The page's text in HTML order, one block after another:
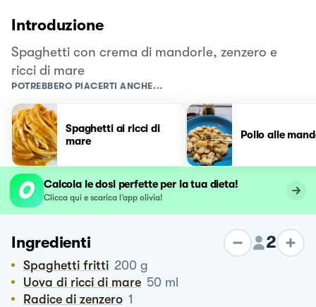
Introduzione
Spaghetti con crema di mandorle, zenzero e
ricci di mare
POTREBBERO PIACERTI ANCHE...
Spaghetti ai ricci di
mare
Pollo alle
Calcola le dosi perfette per la tua dieta!
Clicca qui e scarica l’app olivia!
Ingredienti 2
Spaghetti fritti 200 g
Uova di ricci di mare 50 ml
Radice di zenzero 1